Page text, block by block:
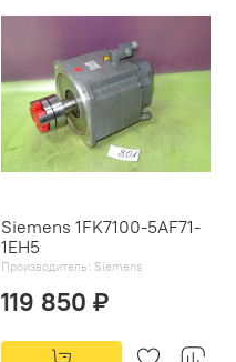
Siemens 1FK7100-5AF71-
1EH5
Производитель: Siemens
119 850 ₽